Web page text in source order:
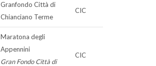
Granfondo Città di
Chianciano Terme
CIC
Maratona degli
Appennini
Gran Fondo Città di
CIC